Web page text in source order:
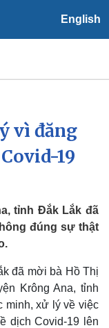
English
tiết
vì đăng
19
tỉnh Đắk Lắk đã
đúng sự thật
đã mời bà Hồ Thị
Krông Ana, tỉnh
minh, xử lý về việc
dịch Covid-19 lên